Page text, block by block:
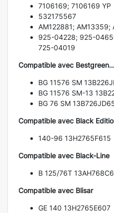
7106169; 7106169 YP
532175567
AM122881; AM13359;
925-04228; 925-
725-04019
Compatible avec Bestgreen…
BG 11576 SM
BG 11576 SM-13
BG 76 SM
Compatible avec Black
140-96 13H2765F615
Compatible avec Black-Line
B 125/76T
Compatible avec Blisar
GE 140 13H2765E607